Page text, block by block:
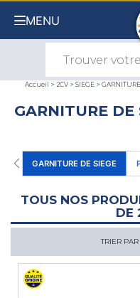
MENU
Accueil > 2CV > SIEGE >
GARNITURE DE
GARNITURE DE SIEGE
TOUS NOS
DE
TRIER PAR